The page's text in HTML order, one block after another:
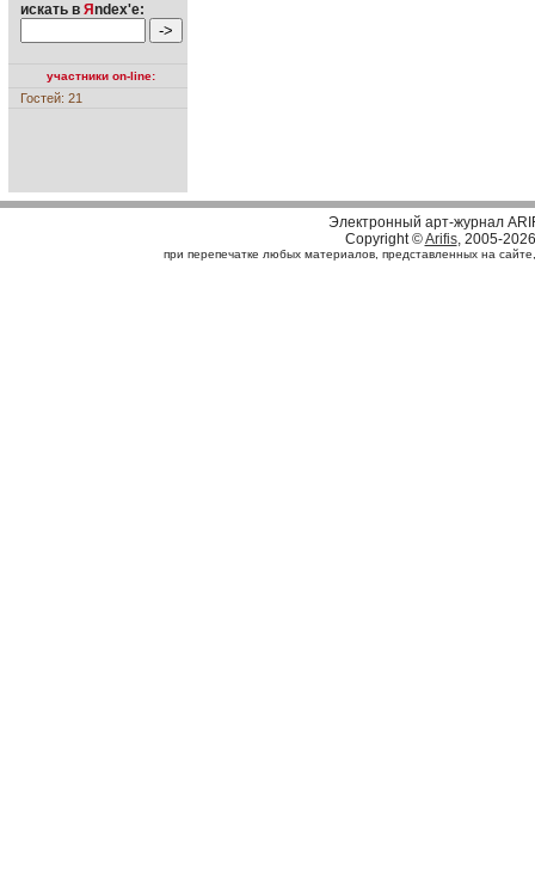
искать в Я ndex'е:
участники on-line:
Гостей: 21
Электронный арт-журнал
Copyright ©Arifis, 2005-2026
при перепечатке любых материалов, представленных на